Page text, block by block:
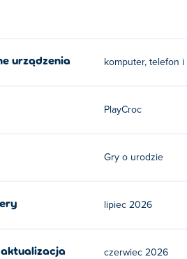
Dress Up Star?
Dress Up Star za darmo na
Star można grać na komputerze i
urządzenia komputer, telefon i
PlayCroc
Gry o urodzie
lipiec 2026
aktualizacja czerwiec 2026